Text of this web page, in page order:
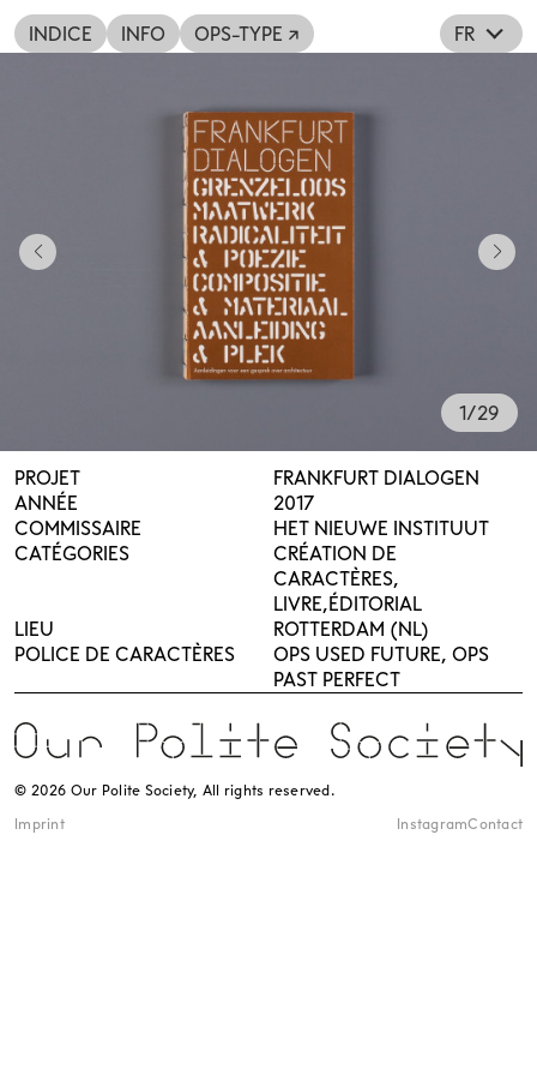
INDICE INFO OPS-TYPE ↗ FR
1/29
PROJET
FRANKFURT DIALOGEN
ANNÉE
2017
COMMISSAIRE
HET NIEUWE INSTITUUT
CATÉGORIES
CRÉATION DE
CARACTÈRES
LIVRE ÉDITORIAL
LIEU
ROTTERDAM (NL)
POLICE DE CARACTÈRES
OPS USED FUTURE, OPS
PAST PERFECT
© 2026 Our Polite Society, All rights reserved.
Imprint
InstagramContact